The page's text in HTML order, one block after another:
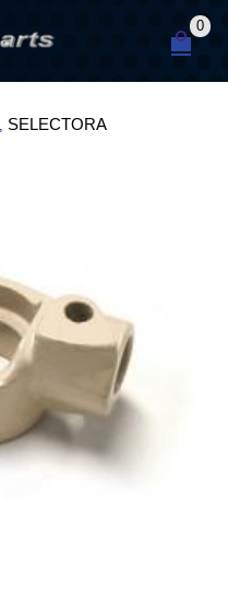
0
SELECTORA